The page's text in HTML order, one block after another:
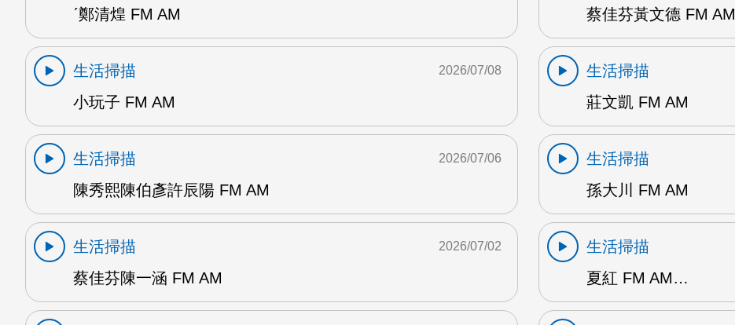
ˊ鄭清煌 FM AM
蔡佳芬黃文德 FM AM
生活掃描
小玩子 FM AM
2026/07/08
生活掃描
莊文凱 FM AM
生活掃描
陳秀熙陳伯彥許辰陽 FM AM
2026/07/06
生活掃描
孫大川 FM AM
生活掃描
蔡佳芬陳一涵 FM AM
2026/07/02
生活掃描
夏紅 FM AM…